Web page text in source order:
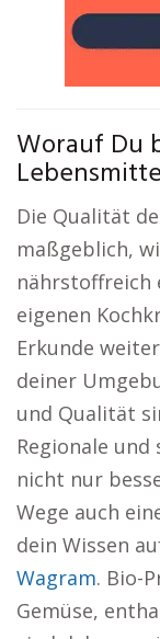
Worauf Du
Die Qualität
maßgeblich,
nährstoffreich
eigenen
Erkunde
deiner
und Qualität
Regionale
nicht nur
Wege auch
dein Wissen
Wagram. Bio-
Gemüse,